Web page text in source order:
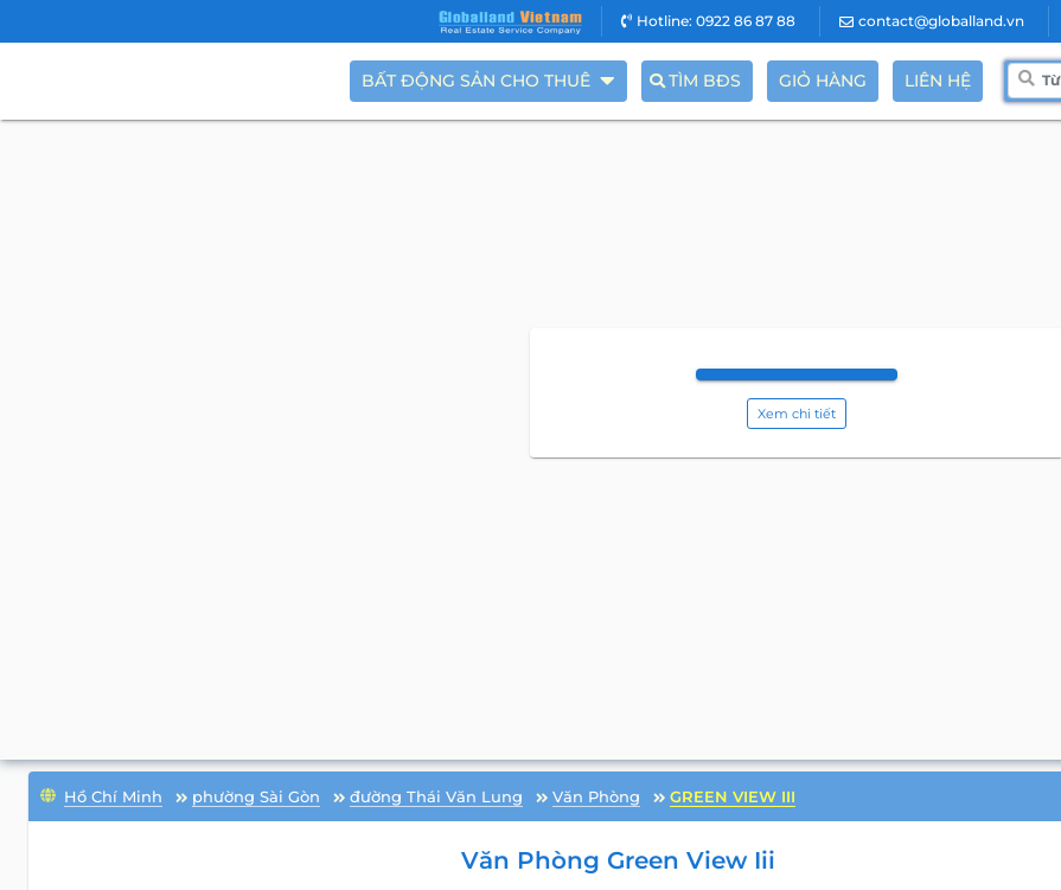
Hotline: 0922 86 87 88 contact@globalland.vn
BẤT ĐỘNG SẢN CHO THUÊ TÌM BĐS GIỎ HÀNG LIÊN HỆ
Xem chi tiết
Hồ Chí Minh phường Sài Gòn đường Thái Văn Lung Văn Phòng GREEN VIEW III
Văn Phòng Green View Iii